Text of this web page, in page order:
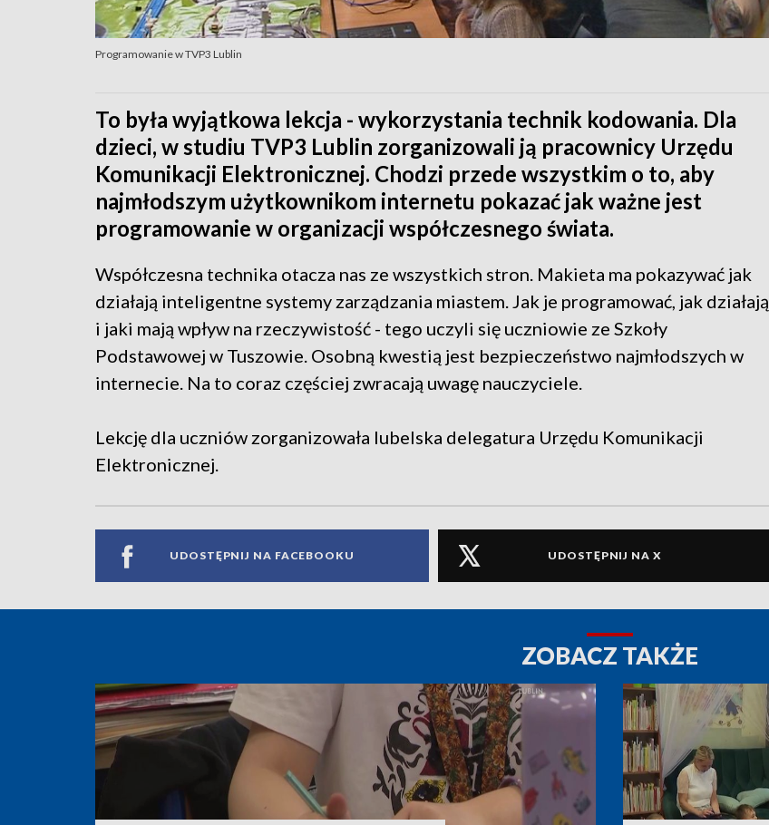
Programowanie w TVP3 Lublin
To była wyjątkowa lekcja - wykorzystania technik kodowania. Dla
dzieci, w studiu TVP3 Lublin zorganizowali ją pracownicy Urzędu
Komunikacji Elektronicznej. Chodzi przede wszystkim o to, aby
najmłodszym użytkownikom internetu pokazać jak ważne jest
programowanie w organizacji współczesnego świata.
Współczesna technika otacza nas ze wszystkich stron. Makieta ma pokazywać jak
działają inteligentne systemy zarządzania miastem. Jak je programować, jak działają
i jaki mają wpływ na rzeczywistość - tego uczyli się uczniowie ze Szkoły
Podstawowej w Tuszowie. Osobną kwestią jest bezpieczeństwo najmłodszych w
internecie. Na to coraz częściej zwracają uwagę nauczyciele.
Lekcję dla uczniów zorganizowała lubelska delegatura Urzędu Komunikacji
Elektronicznej.
UDOSTĘPNIJ NA FACEBOOKU UDOSTĘPNIJ NA X
ZOBACZ TAKŻE